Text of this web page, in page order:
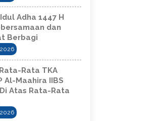
Adha 1447 H
dan
Berbagi
Rata TKA
Al-Maahira IIBS
Di Atas Rata-Rata